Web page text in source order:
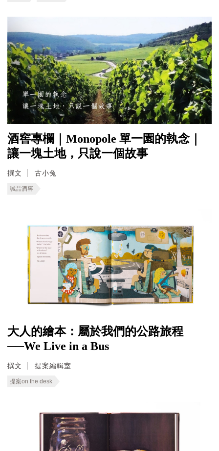
酒窖專欄｜Monopole 單一園的執念｜
讓一塊土地，只說一個故事
撰文 古小兔
誠品酒窖
大人的繪本：屬於我們的公路旅程
──We Live in a Bus
撰文 提案編輯室
提案on the desk